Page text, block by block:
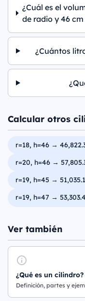
¿Cuál es el
de radio y 46
¿Cuántos
Calcular otros
r=18, h=46 →
r=20, h=46 →
r=19, h=45 →
r=19, h=47 →
Ver también
¿Qué es un cilindro?
Definición, partes y